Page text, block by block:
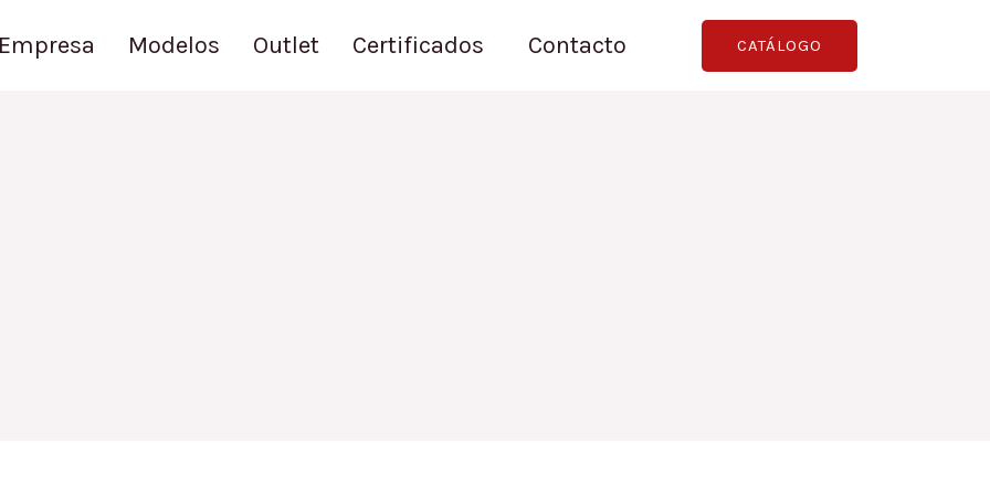
Modelos Outlet Certificados Contacto CATÁLOGO